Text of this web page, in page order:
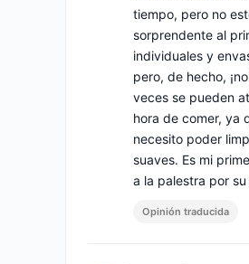
tiempo, pero no
sorprendente al
individuales y
pero, de hecho,
veces se pueden
hora de comer, ya
necesito poder
suaves. Es mi
a la palestra por
Opinión traducida